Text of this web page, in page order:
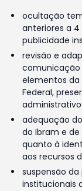
ocultação
anteriores a
publicidade
revisão e
comunicação
elementos da
Federal,
adequação
do Ibram e de
quanto à
aos recursos
suspensão
institucionais